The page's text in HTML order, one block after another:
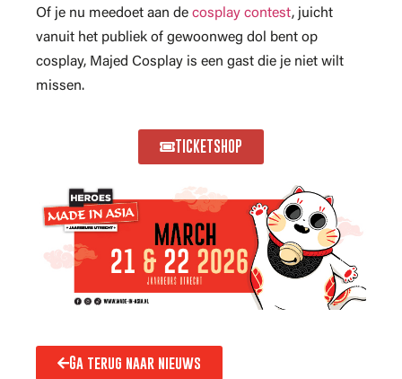
Of je nu meedoet aan de cosplay contest, juicht
vanuit het publiek of gewoonweg dol bent op
cosplay, Majed Cosplay is een gast die je niet wilt
missen.
TICKETSHOP
Ga terug naar nieuws